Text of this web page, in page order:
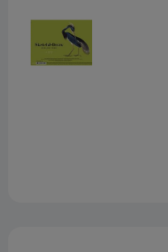
До свят
Елементи живлення